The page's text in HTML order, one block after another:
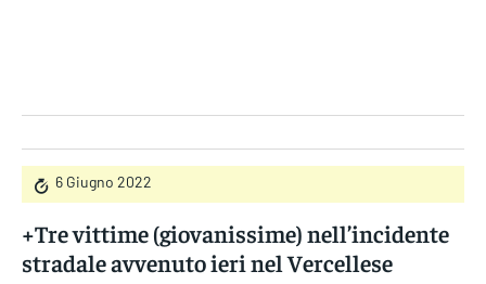
6 Giugno 2022
+Tre vittime (giovanissime) nell’incidente
stradale avvenuto ieri nel Vercellese